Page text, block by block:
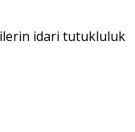
idari tutukluluk